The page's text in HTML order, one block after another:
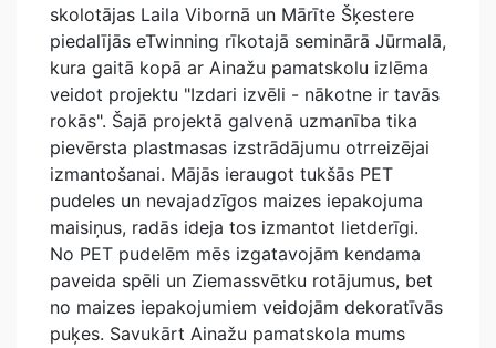
skolotājas Laila Vibornā un Mārīte Šķestere
piedalījās eTwinning rīkotajā seminārā Jūrmalā,
kura gaitā kopā ar Ainažu pamatskolu izlēma
veidot projektu "Izdari izvēli - nākotne ir tavās
rokās". Šajā projektā galvenā uzmanība tika
pievērsta plastmasas izstrādājumu otrreizējai
izmantošanai. Mājās ieraugot tukšās PET
pudeles un nevajadzīgos maizes iepakojuma
maisiņus, radās ideja tos izmantot lietderīgi.
No PET pudelēm mēs izgatavojām kendama
paveida spēli un Ziemassvētku rotājumus, bet
no maizes iepakojumiem veidojām dekoratīvās
puķes. Savukārt Ainažu pamatskola mums